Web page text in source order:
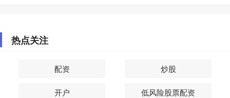
热点关注
配资 炒股
开户 低风险股票配资